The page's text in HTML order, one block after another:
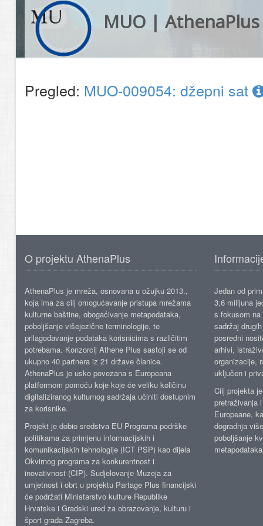
MUO | AthenaPlus
Pregled: MUO-009054: džepni sat
O projektu AthenaPlus
AthenaPlus je mreža, osnovana u ožujku 2013.,
koja ima za cilj omogućavanje pristupa mrežama
kulturne baštine, obogaćivanje metapodataka,
poboljšanje višejezične terminologije, te
prilagođavanje podataka korisnicima s različitim
potrebama. Konzorcij Athene Plus sastoji se od
ukupno 40 partnera iz 21 države članice.
AthenaPlus je usko povezana s Europeana
platformom pomoću koje koje će veliku količinu
digitaliziranog kulturnog sadržaja učiniti dostupnim
za korisnike.
Projekt je dobio sredstva EU Programa podrške
politikama za primjenu informacijskih i
komunikacijskih tehnologije (ICT PSP) kao dijela
Okvirnog programa za konkurentnost i
inovativnost (CIP). Sudjelovanje Muzeja za
umjetnost i obrt u projektu Partage Plus financijski
će podržati Ministarstvo kulture Republike
Hrvatske i Gradski ured za obrazovanje, kulturu i
šport grada Zagreba.
Jedan od
3,6 milijuna
s fokusom
sadržaj
posredni
arhivi,
organizacije,
uključen i
Cilj projekta
pretraživanja
Europeane,
dogradnja
poboljšanje